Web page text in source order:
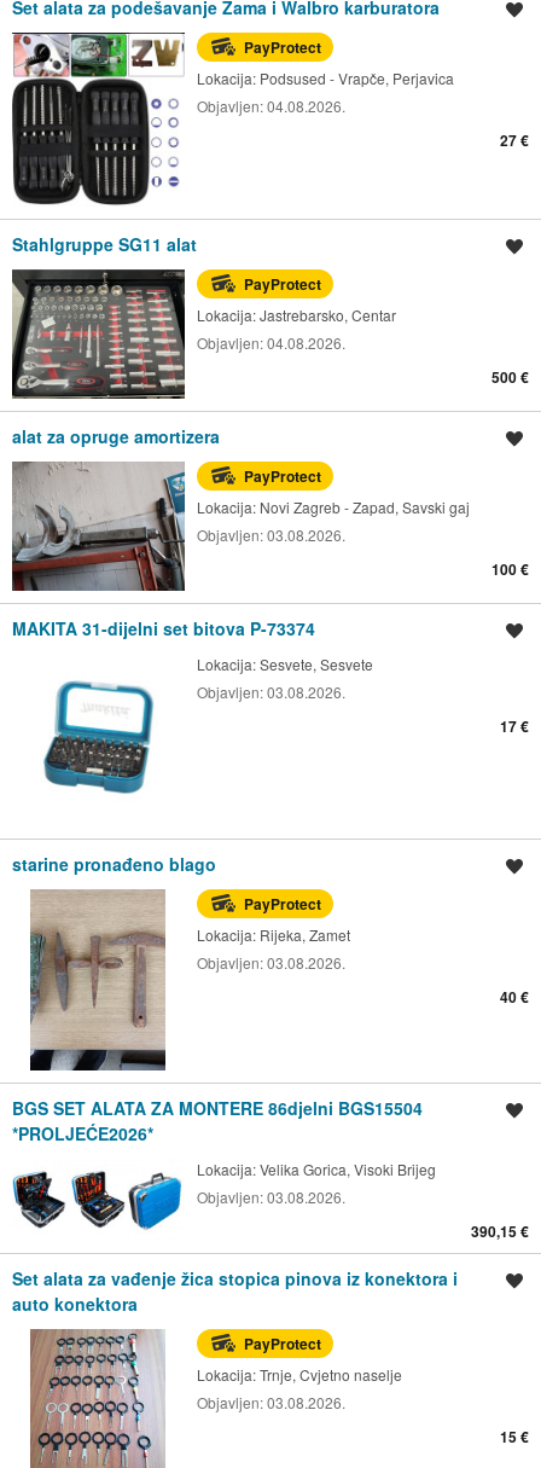
Set alata za podešavanje Zama i Walbro karburatora
PayProtect
Lokacija: Podsused - Vrapče, Perjavica
Objavljen:04.08.2026.
27 €
Stahlgruppe SG11 alat
PayProtect
Lokacija:Jastrebarsko, Centar
Objavljen:04.08.2026.
500 €
alat za opruge amortizera
PayProtect
Lokacija: Novi Zagreb - Zapad, Savski gaj
Objavljen:03.08.2026.
100 €
MAKITA 31-dijelni set bitova P-73374
Lokacija:Sesvete, Sesvete
Objavljen:03.08.2026.
17 €
starine pronađeno blago
PayProtect
Lokacija: Rijeka, Zamet
Objavljen:03.08.2026.
40 €
BGS SET ALATA ZA MONTERE 86djelni BGS15504
*PROLJEĆE2026*
Lokacija:Velika Gorica, Visoki Brijeg
Objavljen:03.08.2026.
390,15 €
Set alata za vađenje žica stopica pinova iz konektora i
auto konektora
PayProtect
Lokacija:Trnje, Cvjetno naselje
Objavljen:03.08.2026.
15 €